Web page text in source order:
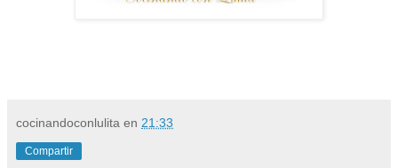
cocinandoconlulita en 21:33
Compartir